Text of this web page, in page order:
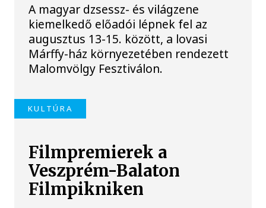
A magyar dzsessz- és világzene
kiemelkedő előadói lépnek fel az
augusztus 13-15. között, a lovasi
Márffy-ház környezetében rendezett
Malomvölgy Fesztiválon.
KULTÚRA
Filmpremierek a
Veszprém-Balaton
Filmpikniken